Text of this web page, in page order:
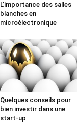
L’importance des salles
blanches en
microélectronique
Quelques conseils pour
bien investir dans une
start-up